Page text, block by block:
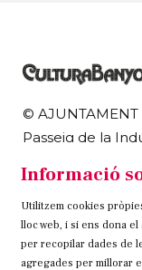
© AJUNTAMENT
Passeig de la
972 58 18 48 |
Sitemap
Informació
Utilitzem cookies
lloc web, i si ens dona
per recopilar dades de
agregades per millorar